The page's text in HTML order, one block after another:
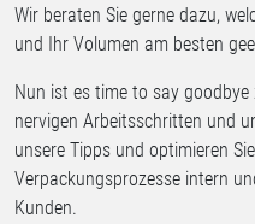
Wir beraten Sie gerne dazu,
und Ihr Volumen am besten
Nun ist es time to say
nervigen Arbeitsschritten und
unsere Tipps und optimieren
Verpackungsprozesse intern
Kunden.